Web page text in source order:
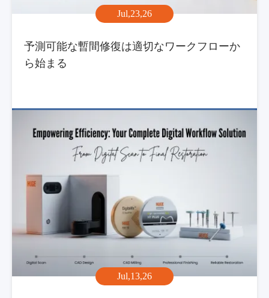
Jul,23,26
予測可能な暫間修復は適切なワークフローか
ら始まる
Jul,13,26